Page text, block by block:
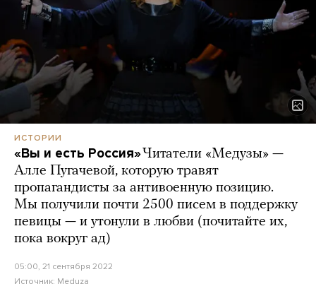
ИСТОРИИ
«Вы и есть Россия»Читатели «Медузы» —
Алле Пугачевой, которую травят
пропагандисты за антивоенную позицию.
Мы получили почти 2500 писем в поддержку
певицы — и утонули в любви (почитайте их,
пока вокруг ад)
05:00, 21 сентября 2022
Источник: Meduza